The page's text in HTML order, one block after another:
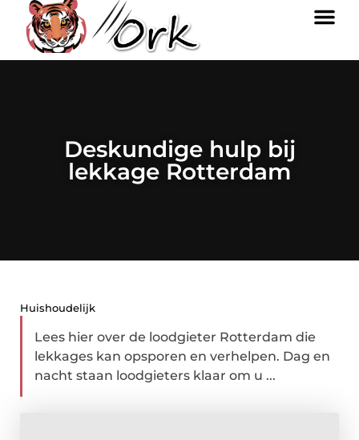
Deskundige hulp bij
lekkage Rotterdam
Huishoudelijk
Lees hier over de loodgieter Rotterdam die
lekkages kan opsporen en verhelpen. Dag en
nacht staan loodgieters klaar om u ...